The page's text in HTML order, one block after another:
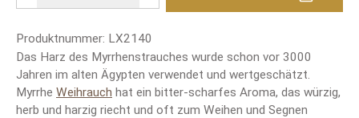
Produktnummer: LX2140
Das Harz des Myrrhenstrauches wurde schon vor 3000
Jahren im alten Ägypten verwendet und wertgeschätzt.
Myrrhe Weihrauch hat ein bitter-scharfes Aroma, das würzig,
herb und harzig riecht und oft zum Weihen und Segnen